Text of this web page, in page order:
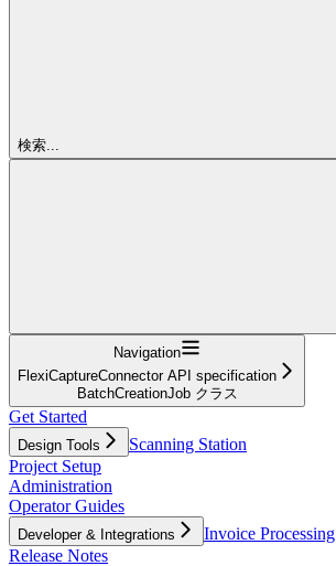
検索...
Navigation
FlexiCaptureConnector API specification
BatchCreationJob クラス
Get Started
Design Tools
Scanning Station
Project Setup
Administration
Operator Guides
Developer & Integrations
Invoice Processing
Release Notes